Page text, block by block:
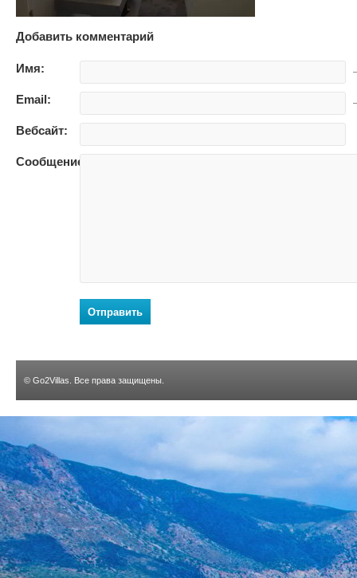
Добавить комментарий
Имя:
Email:
Вебсайт:
Сообщение:
Отправить
© Go2Villas . Все права защищены.